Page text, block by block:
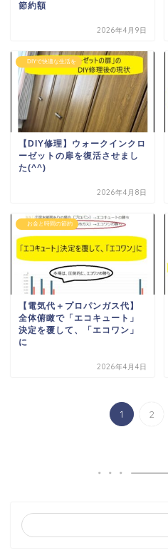
節約額
2026年4月9日
DIYで快適な生活を
【DIY修理】ウォークインクロ
ーゼットの扉を復活させまし
た(^^)
2026年4月8日
お金と時間の節約
【電気代＋プロパンガス代】
全体俯瞰で「エコキュート」
決定を覆して、「エコワン」
に
2026年4月4日
1 2